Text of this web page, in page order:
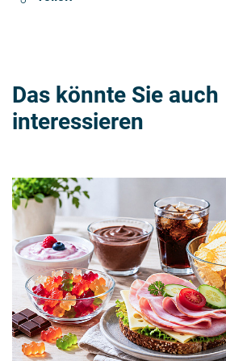
Das könnte Sie auch
interessieren